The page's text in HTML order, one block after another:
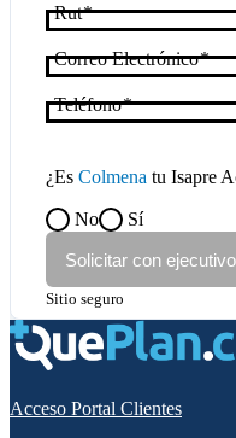
Rut
Correo Electrónico
Teléfono
¿Es Colmena tu Isapre
No
Sí
Solicitar con ejecutivo
Sitio seguro
Acceso Portal Clientes